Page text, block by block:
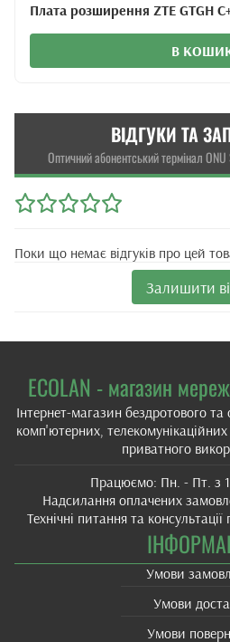
Плата розширення ZTE GTGH
В
ВІДГУКИ ТА
Оптичний абонентський термінал
Поки що немає відгуків про цей
Залишити
ECOLAN - магазин
Інтернет-магазин бездротового
комп'ютерних,
приватного
Працюємо: Пн. - Пт. з
Надсилання оплачених
Технічні питання та
Умови
Умови
Умови